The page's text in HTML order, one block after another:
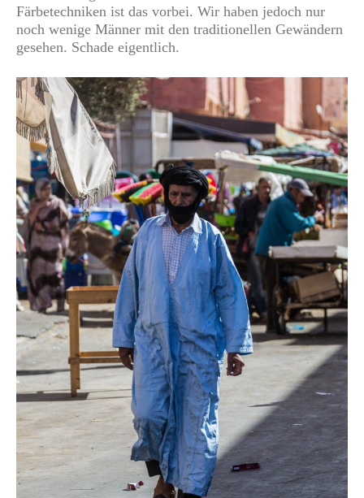
Färbetechniken ist das vorbei. Wir haben jedoch nur
noch wenige Männer mit den traditionellen Gewändern
gesehen. Schade eigentlich.